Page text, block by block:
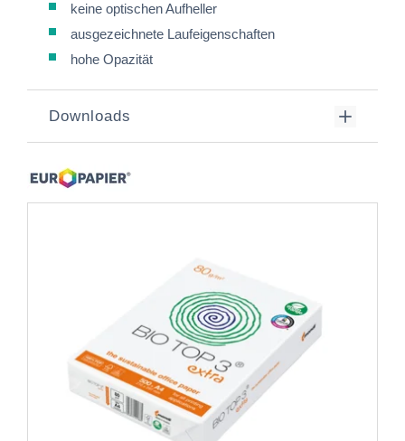
keine optischen Aufheller
ausgezeichnete Laufeigenschaften
hohe Opazität
Downloads